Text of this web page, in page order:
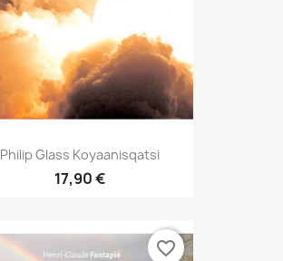
Philip Glass Koyaanisqatsi
17,90 €
favorite_border